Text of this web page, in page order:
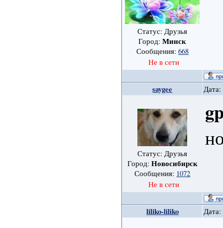
Статус: Друзья
Город:Минск
Сообщения: 668
Не в сети
saygee Дата:
Статус: Друзья
Город: Новосибирск
Сообщения: 1072
Не в сети
liliko-liliko Дата: